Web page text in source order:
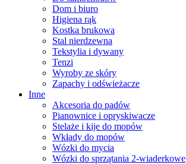
Dom i biuro
Higiena rąk
Kostka brukowa
Stal nierdzewna
Tekstylia i dywany
Tenzi
Wyroby ze skóry
Zapachy i odświeżacze
Inne
Akcesoria do padów
Pianownice i opryskiwacze
Stelaże i kije do mopów
Wkłady do mopów
Wózki do mycia
Wózki do sprzątania 2-wiaderkowe